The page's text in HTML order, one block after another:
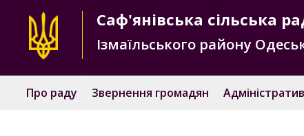
Саф'янівська сільська
Ізмаїльського району
Про раду Звернення громадян